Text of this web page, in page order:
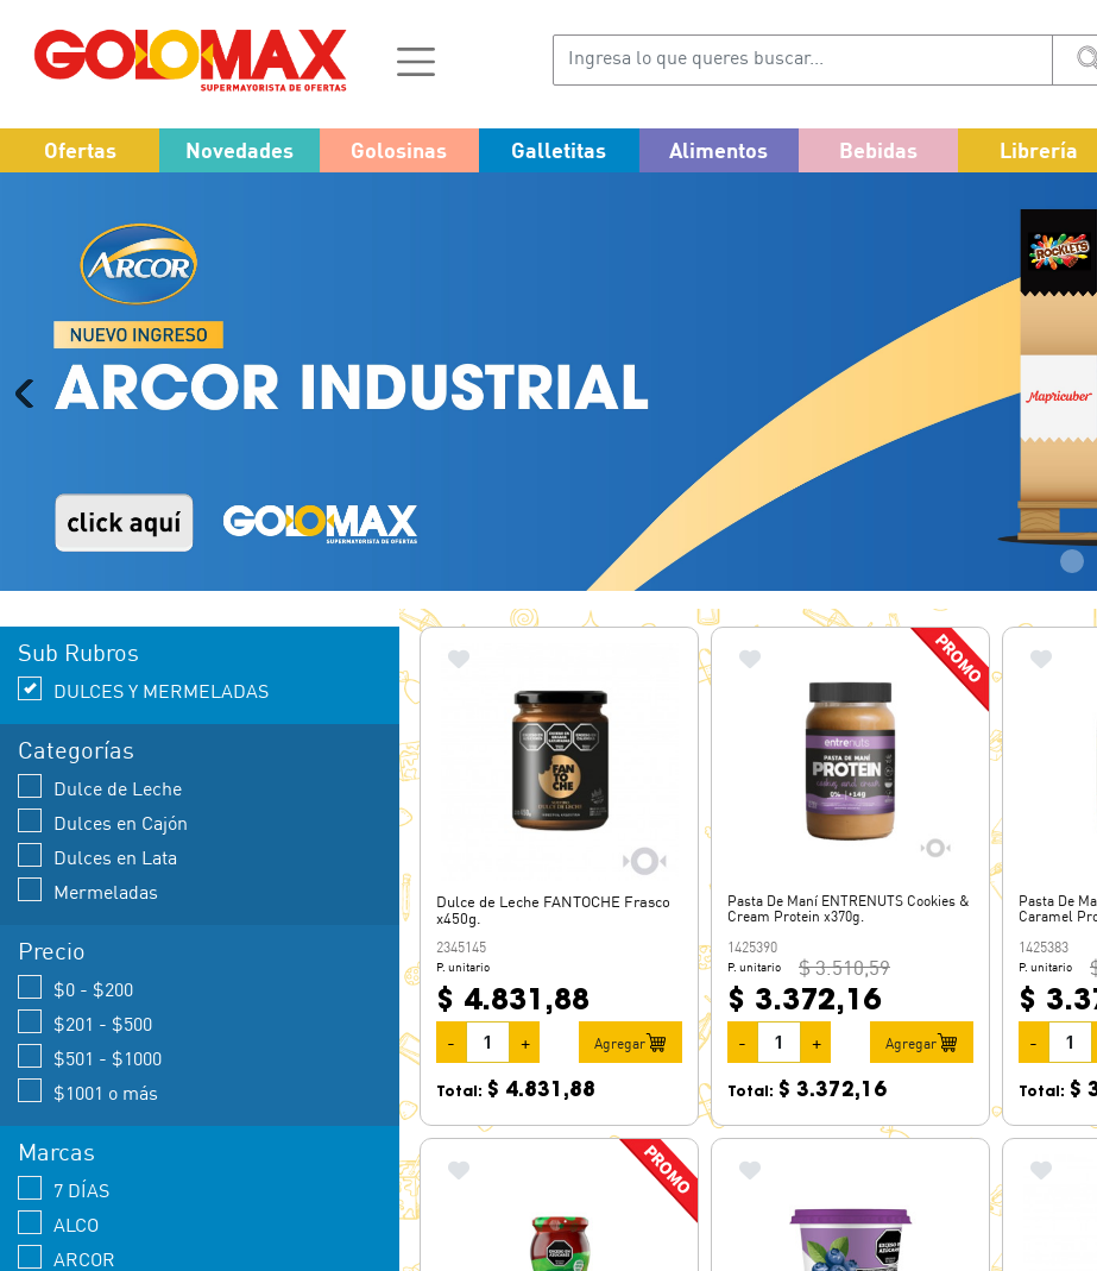
Ofertas Novedades Golosinas Galletitas Alimentos Bebidas Librería
Sub Rubros
DULCES Y MERMELADAS
Categorías
Dulce de Leche
Dulces en Cajón
Dulces en Lata
Mermeladas
Precio
$0 - $200
$201 - $500
$501 - $1000
$1001 o más
Marcas
7 DÍAS
ALCO
ARCOR
Dulce de Leche FANTOCHE Frasco
x450g.
2345145
P. unitario
$ 4.831,88
- + Agregar
Total: $ 4.831,88
Pasta De Maní ENTRENUTS Cookies &
Cream Protein x370g.
1425390
P. unitario $ 3.510,59
$ 3.372,16
- + Agregar
Total: $ 3.372,16
Pasta De
Caramel
1425383
P. unitario
$
-
Total: $